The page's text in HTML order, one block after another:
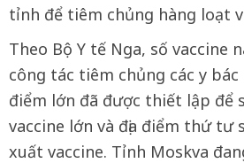
tỉnh để tiêm chủng hàng loạt
Theo Bộ Y tế Nga, số vaccine
công tác tiêm chủng các y bác
điểm lớn đã được thiết lập để
vaccine lớn và địa điểm thứ tư
xuất vaccine. Tỉnh Moskva